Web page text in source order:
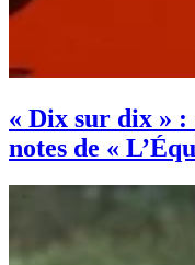
« Dix sur dix » :
notes de «